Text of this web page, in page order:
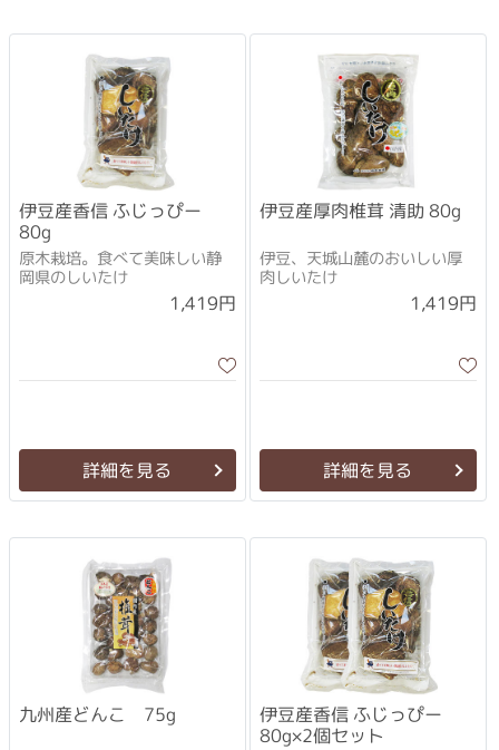
伊豆産香信 ふじっぴー
80g
原木栽培。食べて美味しい静
岡県のしいたけ
1,419円
詳細を見る
伊豆産厚肉椎茸 清助 80g
伊豆、天城山麓のおいしい厚
肉しいたけ
1,419円
詳細を見る
九州産どんこ 75g 伊豆産香信 ふじっぴー
80g×2個セット